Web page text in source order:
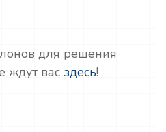
для решения
ждут вас здесь!